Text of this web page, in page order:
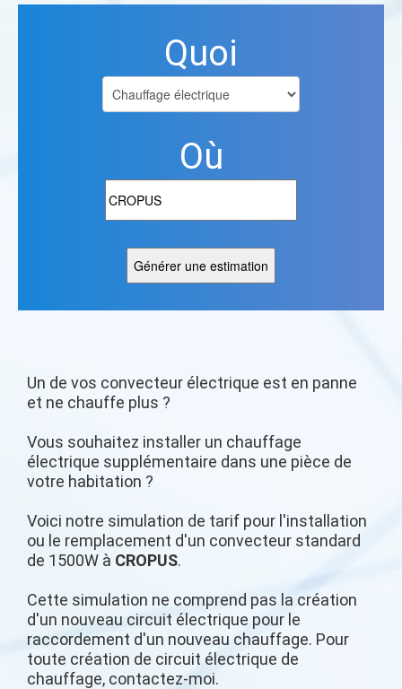
Quoi
Où
Un de vos convecteur électrique est en panne
et ne chauffe plus ?
Vous souhaitez installer un chauffage
électrique supplémentaire dans une pièce de
votre habitation ?
Voici notre simulation de tarif pour l'installation
ou le remplacement d'un convecteur standard
de 1500W à CROPUS.
Cette simulation ne comprend pas la création
d'un nouveau circuit électrique pour le
raccordement d'un nouveau chauffage. Pour
toute création de circuit électrique de
chauffage, contactez-moi.